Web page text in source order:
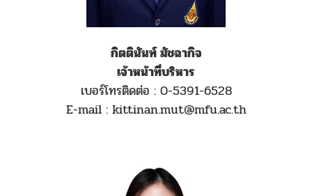
กิตตินันท์ มัชฉากิจ
เจ้าหน้าที่บริหาร
เบอร์โทรติดต่อ : 0-5391-6528
E-mail : kittinan.mut@mfu.ac.th